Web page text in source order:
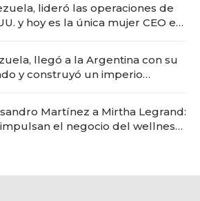
lideró las operaciones de
y hoy es la única mujer CEO en
llegó a la Argentina con su
y construyó un imperio
Martínez a Mirtha Legrand:
el negocio del wellness